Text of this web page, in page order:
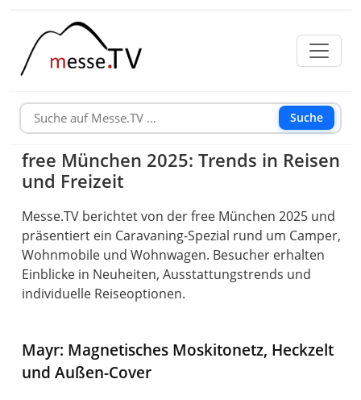
Suche
free München 2025: Trends in Reisen
und Freizeit
Messe.TV berichtet von der free München 2025 und
präsentiert ein Caravaning-Spezial rund um Camper,
Wohnmobile und Wohnwagen. Besucher erhalten
Einblicke in Neuheiten, Ausstattungstrends und
individuelle Reiseoptionen.
Mayr: Magnetisches Moskitonetz, Heckzelt
und Außen-Cover